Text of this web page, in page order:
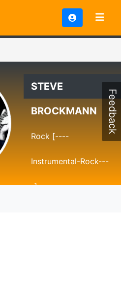
STEVE
BROCKMANN
Rock [----
Instrumental-Rock---
-]
Feedback